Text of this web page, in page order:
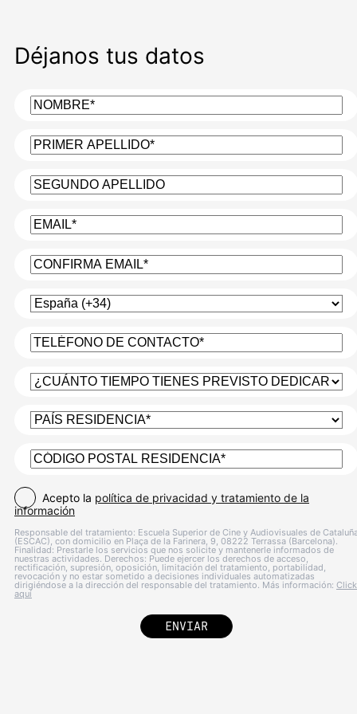
Déjanos tus datos
Acepto la política de privacidad y tratamiento de la
información
Responsable del tratamiento: Escuela Superior de Cine y Audiovisuales de
(ESCAC), con domicilio en Plaça de la Farinera, 9, 08222 Terrassa (Barcelona).
Finalidad: Prestarle los servicios que nos solicite y mantenerle informados de
nuestras actividades. Derechos: Puede ejercer los derechos de acceso,
rectificación, supresión, oposición, limitación del tratamiento, portabilidad,
revocación y no estar sometido a decisiones individuales automatizadas
dirigiéndose a la dirección del responsable del tratamiento. Más información: Click
aquí
ENVIAR